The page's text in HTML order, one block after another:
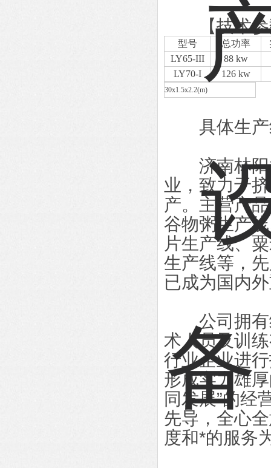
【技术参
型号 总功率
LY65-III
88 kw
LY70-I
126 kw
30x1.5x2.2(m)
具体生产
济南林阳
业，致力于
产。主营产
谷物粥生产
片生产线、
生产线等，
已成为国内
公司拥有
术人员及训
行业企业进
形成实力雄
同发展”的经
先导，全心
度和*的服务